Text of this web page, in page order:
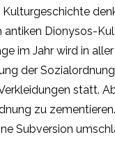
Dionysos-
im Jahr wird in
der
statt.
zu
Subversion